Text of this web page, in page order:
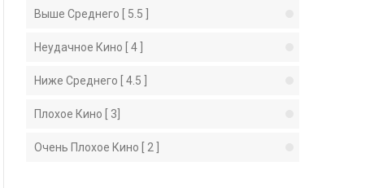
Выше Среднего [ 5.5 ]
Неудачное Кино [ 4 ]
Ниже Среднего [ 4.5 ]
Плохое Кино [ 3]
Очень Плохое Кино [ 2 ]